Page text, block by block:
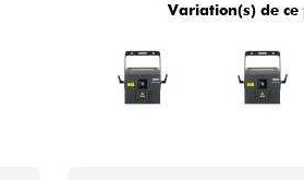
Variation(s) de